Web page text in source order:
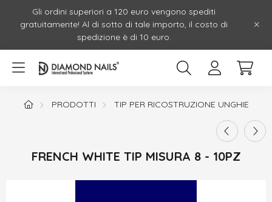
Gli ordini superiori a 120 euro vengono spediti
gratuitamente! Al di sotto di tale importo, il costo di
spedizione è di 10 euro.
PRODOTTI TIP PER RICOSTRUZIONE UNGHIE
FRENCH WHITE TIP MISURA 8 - 10PZ